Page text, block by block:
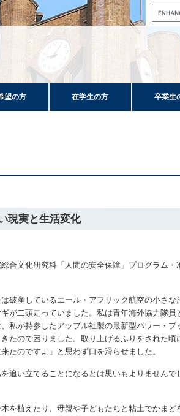
望の方 在学生の方 卒業生
現実と生活変化
合文化研究科「人間の安全保障」プログラム
破産しているエール・アフリック航空の小さ
が二頭走っていました。私は青年海外協力隊
私が持参したアップル社製の最新型パワー・
たので困りました。取り上げるふりをされた
たのですよ」と思わず口を滑らせました。
追い立てることになるとは思いもよりません
を植えたり、母親や子どもたちと粘土でかま